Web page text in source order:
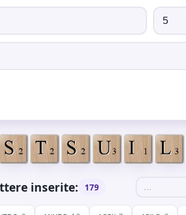
inserite: 179